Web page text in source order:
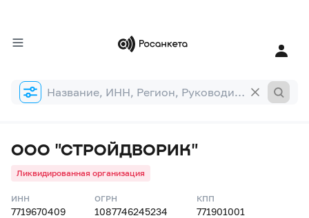
Форма
поиска
ООО "СТРОЙДВОРИК"
Ликвидированная организация
ИНН
7719670409
ОГРН
1087746245234
КПП
771901001